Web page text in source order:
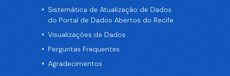
Sistemática de Atualização de Dados
do Portal de Dados Abertos do Recife
Visualizações de Dados
Perguntas Frequentes
Agradecimentos